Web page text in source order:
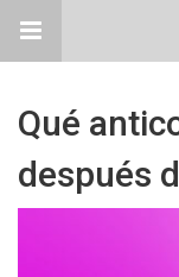
Qué
después